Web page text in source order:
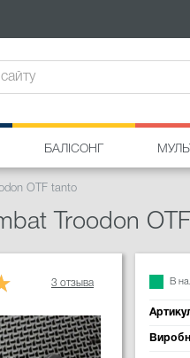
БАЛІСОНГ
OTF tanto
Troodon
3 отзыва В
Артикул